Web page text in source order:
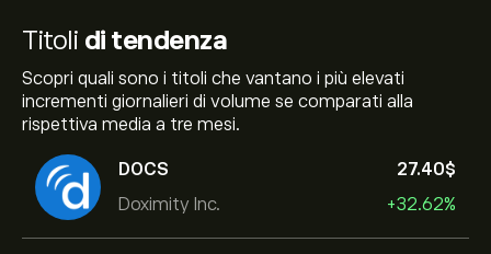
Titoli di tendenza
Scopri quali sono i titoli che vantano i più elevati
incrementi giornalieri di volume se comparati alla
rispettiva media a tre mesi.
DOCS
Doximity Inc.
27.40‎$‎
+32.62%